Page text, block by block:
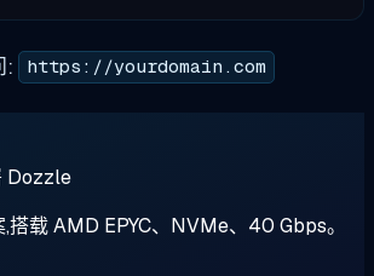
: https://yourdomain.com
Dozzle
搭载 AMD EPYC、NVMe、40 Gbps。